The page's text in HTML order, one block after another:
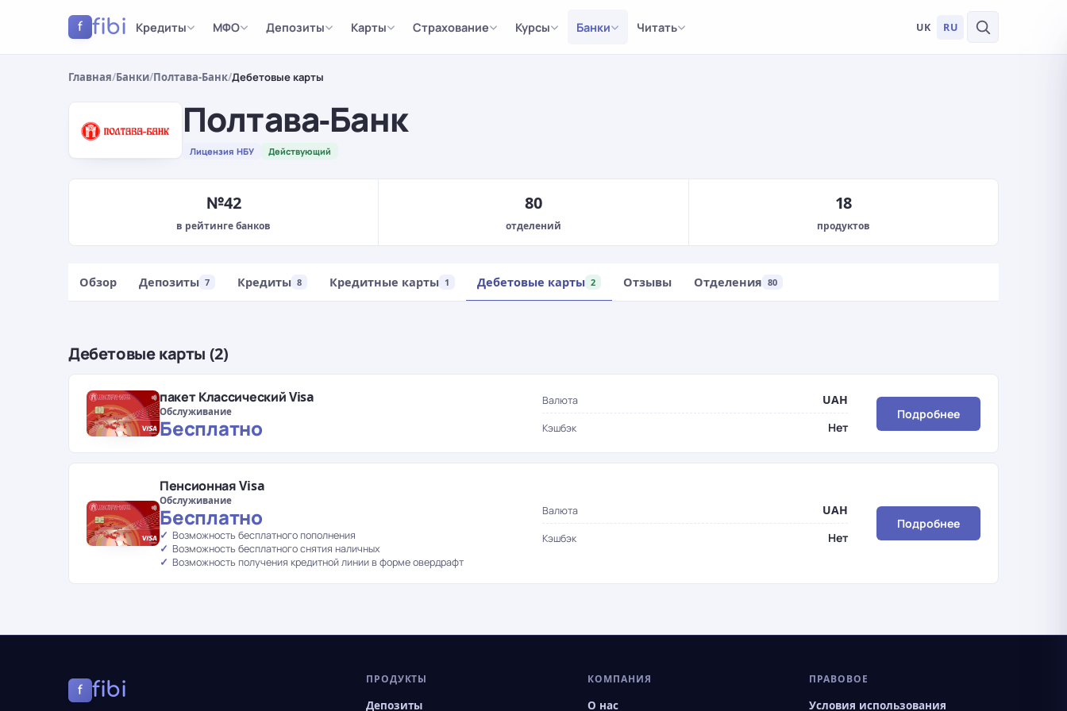
f fibi Кредиты МФО Депозиты Карты Страхование Курсы Банки Читать UK RU
Главная/Банки/Полтава-Банк/Дебетовые карты
Полтава-Банк
Лицензия НБУ Действующий
№42
в рейтинге банков
80
отделений
18
продуктов
Обзор Депозиты 7 Кредиты 8 Кредитные карты 1 Дебетовые карты 2 Отзывы Отделения 80
Дебетовые карты (2)
пакет Классический Visa
Обслуживание
Бесплатно
Валюта UAH
Кэшбэк Нет
Подробнее
Пенсионная Visa
Обслуживание
Бесплатно
Возможность бесплатного пополнения
Возможность бесплатного снятия наличных
Возможность получения кредитной линии в форме овердрафт
Валюта UAH
Кэшбэк Нет
Подробнее
f fibi ПРОДУКТЫ
Депозиты
КОМПАНИЯ
О нас
ПРАВОВОЕ
Условия использования